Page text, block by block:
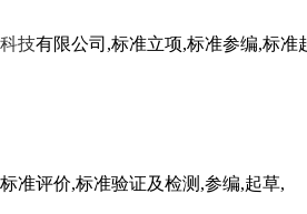
科技有限公司,标准立项,标准参编,标准
标准评价,标准验证及检测,参编,起草,